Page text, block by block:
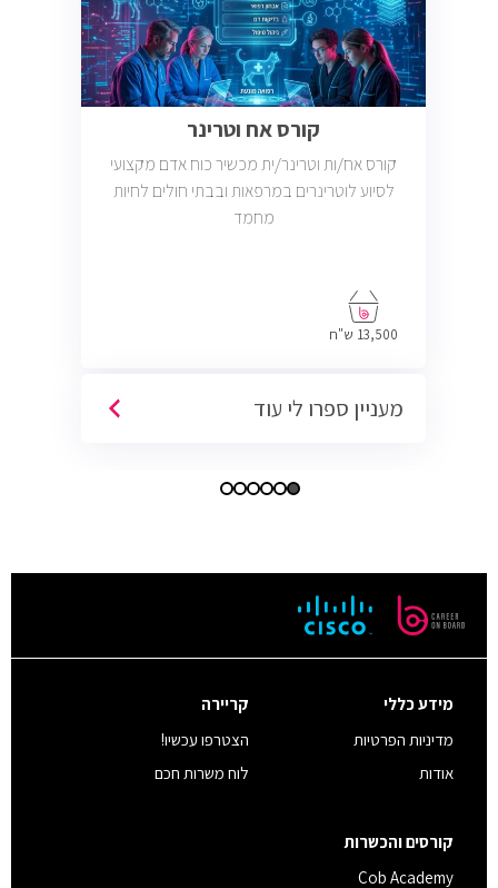
קורס אח וטרינר
קורס אח/ות וטרינר/ית מכשיר כוח אדם מקצועי
לסיוע לוטרינרים במרפאות ובבתי חולים לחיות
מחמד
13,500 ש"ח
מעניין ספרו לי עוד
מידע כללי
מדיניות הפרטיות
אודות
קריירה
הצטרפו עכשיו!
לוח משרות חכם
קורסים והכשרות
Cob Academy